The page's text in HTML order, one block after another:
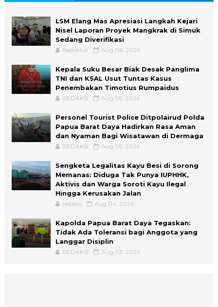
LSM Elang Mas Apresiasi Langkah Kejari
Nisel Laporan Proyek Mangkrak di Simuk
Sedang Diverifikasi
Redaktur Aug 06, 2026
Kepala Suku Besar Biak Desak Panglima
TNI dan KSAL Usut Tuntas Kasus
Penembakan Timotius Rumpaidus
REDAKSI Aug 05, 2026
Personel Tourist Police Ditpolairud Polda
Papua Barat Daya Hadirkan Rasa Aman
dan Nyaman Bagi Wisatawan di Dermaga
REDAKSI Aug 05, 2026
Sengketa Legalitas Kayu Besi di Sorong
Memanas: Diduga Tak Punya IUPHHK,
Aktivis dan Warga Soroti Kayu Ilegal
Hingga Kerusakan Jalan
redaksi Aug 04, 2026
Kapolda Papua Barat Daya Tegaskan:
Tidak Ada Toleransi bagi Anggota yang
Langgar Disiplin
REDAKSI Aug 03, 2026